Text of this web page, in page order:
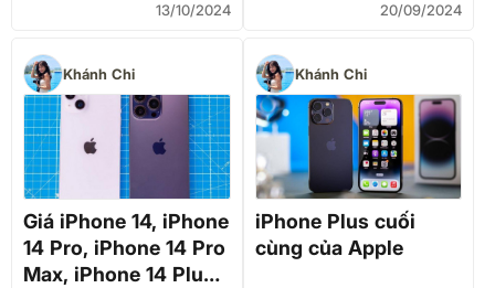
13/10/2024 20/09/2024
Khánh Chi
Giá iPhone 14, iPhone
14 Pro, iPhone 14 Pro
Max, iPhone 14 Plus
Khánh Chi
iPhone Plus cuối
cùng của Apple